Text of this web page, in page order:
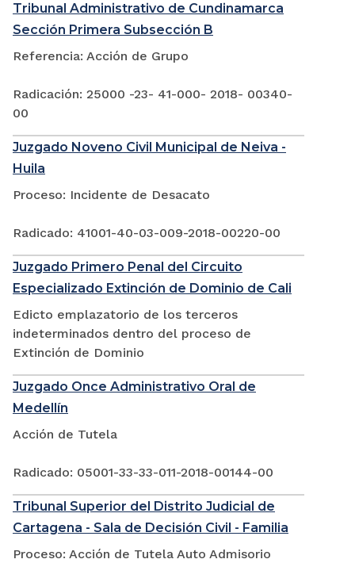
Tribunal Administrativo de Cundinamarca
Sección Primera Subsección B
Referencia: Acción de Grupo
Radicación: 25000 -23- 41-000- 2018- 00340-
00
Juzgado Noveno Civil Municipal de Neiva -
Huila
Proceso: Incidente de Desacato
Radicado: 41001-40-03-009-2018-00220-00
Juzgado Primero Penal del Circuito
Especializado Extinción de Dominio de Cali
Edicto emplazatorio de los terceros
indeterminados dentro del proceso de
Extinción de Dominio
Juzgado Once Administrativo Oral de
Medellín
Acción de Tutela
Radicado: 05001-33-33-011-2018-00144-00
Tribunal Superior del Distrito Judicial de
Cartagena - Sala de Decisión Civil - Familia
Proceso: Acción de Tutela Auto Admisorio